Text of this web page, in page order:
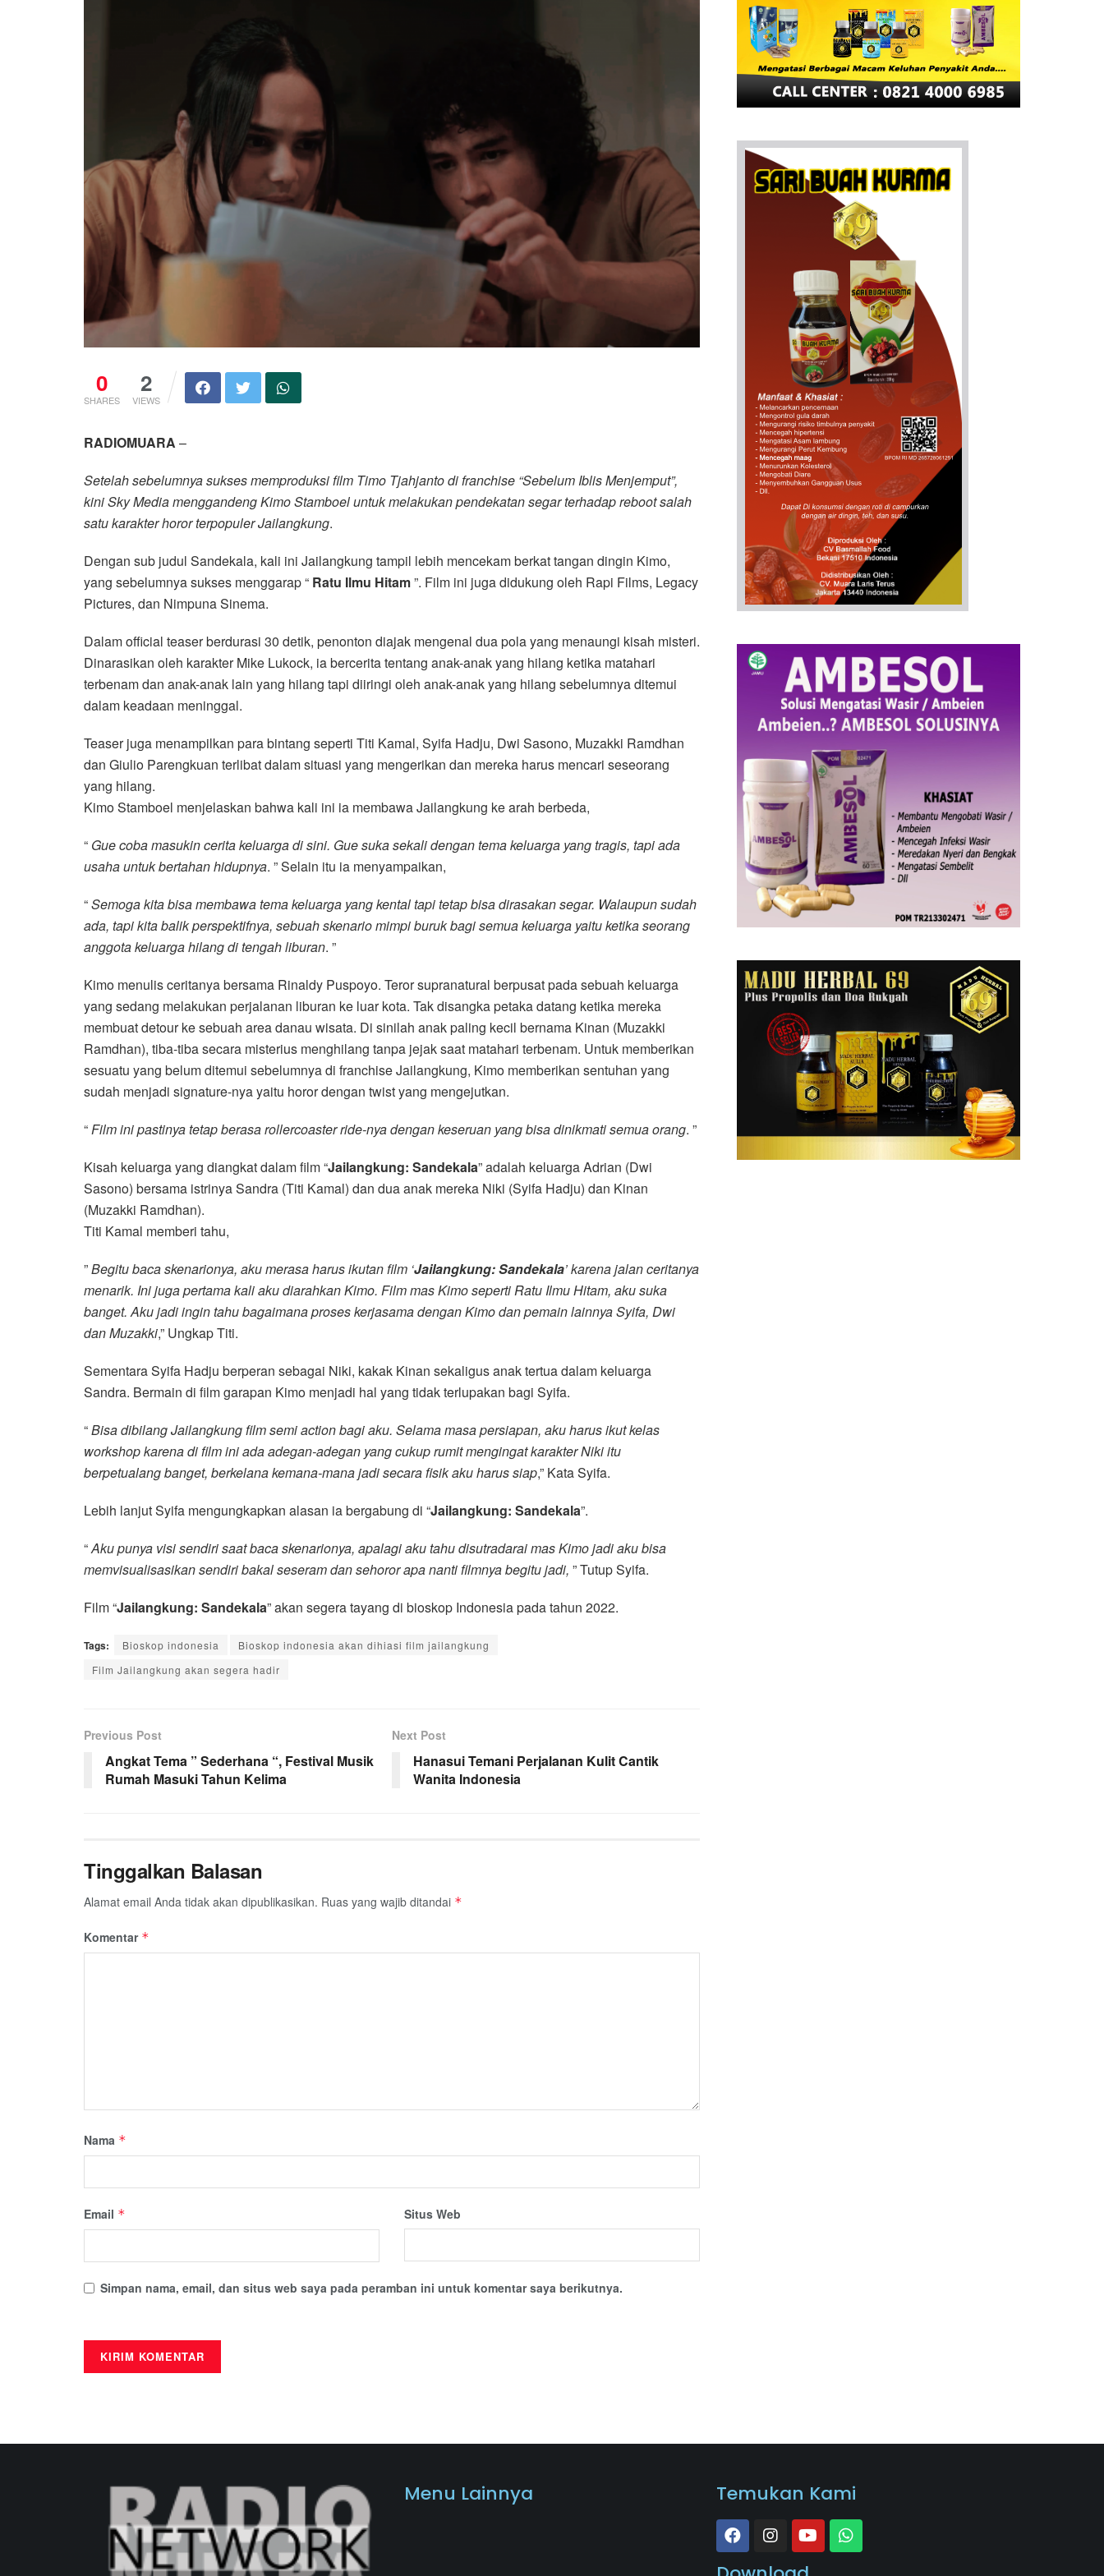
0
SHARES
2
VIEWS
RADIOMUARA –
Setelah sebelumnya sukses memproduksi film Timo Tjahjanto di franchise “Sebelum Iblis Menjemput”,
kini Sky Media menggandeng Kimo Stamboel untuk melakukan pendekatan segar terhadap reboot salah
satu karakter horor terpopuler Jailangkung.
Dengan sub judul Sandekala, kali ini Jailangkung tampil lebih mencekam berkat tangan dingin Kimo,
yang sebelumnya sukses menggarap “ Ratu Ilmu Hitam”. Film ini juga didukung oleh Rapi Films, Legacy
Pictures, dan Nimpuna Sinema.
Dalam official teaser berdurasi 30 detik, penonton diajak mengenal dua pola yang menaungi kisah misteri.
Dinarasikan oleh karakter Mike Lukock, ia bercerita tentang anak-anak yang hilang ketika matahari
terbenam dan anak-anak lain yang hilang tapi diiringi oleh anak-anak yang hilang sebelumnya ditemui
dalam keadaan meninggal.
Teaser juga menampilkan para bintang seperti Titi Kamal, Syifa Hadju, Dwi Sasono, Muzakki Ramdhan
dan Giulio Parengkuan terlibat dalam situasi yang mengerikan dan mereka harus mencari seseorang
yang hilang.
Kimo Stamboel menjelaskan bahwa kali ini ia membawa Jailangkung ke arah berbeda,
“ Gue coba masukin cerita keluarga di sini. Gue suka sekali dengan tema keluarga yang tragis, tapi ada
usaha untuk bertahan hidupnya. ” Selain itu ia menyampaikan,
“Semoga kita bisa membawa tema keluarga yang kental tapi tetap bisa dirasakan segar. Walaupun sudah
ada, tapi kita balik perspektifnya, sebuah skenario mimpi buruk bagi semua keluarga yaitu ketika seorang
anggota keluarga hilang di tengah liburan. ”
Kimo menulis ceritanya bersama Rinaldy Puspoyo. Teror supranatural berpusat pada sebuah keluarga
yang sedang melakukan perjalanan liburan ke luar kota. Tak disangka petaka datang ketika mereka
membuat detour ke sebuah area danau wisata. Di sinilah anak paling kecil bernama Kinan (Muzakki
Ramdhan), tiba-tiba secara misterius menghilang tanpa jejak saat matahari terbenam. Untuk memberikan
sesuatu yang belum ditemui sebelumnya di franchise Jailangkung, Kimo memberikan sentuhan yang
sudah menjadi signature-nya yaitu horor dengan twist yang mengejutkan.
“Film ini pastinya tetap berasa rollercoaster ride-nya dengan keseruan yang bisa dinikmati semua orang. ”
Kisah keluarga yang diangkat dalam film “Jailangkung: Sandekala” adalah keluarga Adrian (Dwi
Sasono) bersama istrinya Sandra (Titi Kamal) dan dua anak mereka Niki (Syifa Hadju) dan Kinan
(Muzakki Ramdhan).
Titi Kamal memberi tahu,
”Begitu baca skenarionya, aku merasa harus ikutan film ‘Jailangkung: Sandekala’ karena jalan ceritanya
menarik. Ini juga pertama kali aku diarahkan Kimo. Film mas Kimo seperti Ratu Ilmu Hitam, aku suka
banget. Aku jadi ingin tahu bagaimana proses kerjasama dengan Kimo dan pemain lainnya Syifa, Dwi
dan Muzakki,” Ungkap Titi.
Sementara Syifa Hadju berperan sebagai Niki, kakak Kinan sekaligus anak tertua dalam keluarga
Sandra. Bermain di film garapan Kimo menjadi hal yang tidak terlupakan bagi Syifa.
“Bisa dibilang Jailangkung film semi action bagi aku. Selama masa persiapan, aku harus ikut kelas
workshop karena di film ini ada adegan-adegan yang cukup rumit mengingat karakter Niki itu
berpetualang banget, berkelana kemana-mana jadi secara fisik aku harus siap,” Kata Syifa.
Lebih lanjut Syifa mengungkapkan alasan ia bergabung di “Jailangkung: Sandekala”.
“Aku punya visi sendiri saat baca skenarionya, apalagi aku tahu disutradarai mas Kimo jadi aku bisa
memvisualisasikan sendiri bakal seseram dan sehoror apa nanti filmnya begitu jadi, ” Tutup Syifa.
Film “Jailangkung: Sandekala” akan segera tayang di bioskop Indonesia pada tahun 2022.
Tags: Bioskop indonesia
Bioskop indonesia akan dihiasi film jailangkung
Film Jailangkung akan segera hadir
Previous Post
Angkat Tema ” Sederhana “, Festival Musik
Rumah Masuki Tahun Kelima
Next Post
Hanasui Temani Perjalanan Kulit Cantik
Wanita Indonesia
Tinggalkan Balasan
Alamat email Anda tidak akan dipublikasikan. Ruas yang wajib ditandai *
Komentar *
Nama *
Email * Situs Web
Simpan nama, email, dan situs web saya pada peramban ini untuk komentar saya berikutnya.
Menu Lainnya Temukan Kami